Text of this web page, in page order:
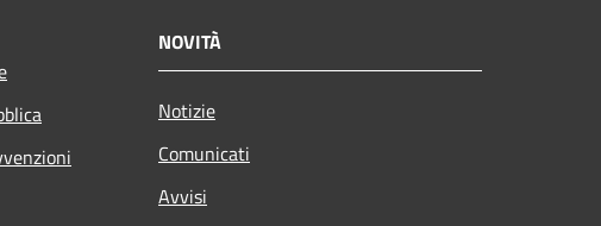
NOVITÀ
Notizie
Comunicati
Avvisi